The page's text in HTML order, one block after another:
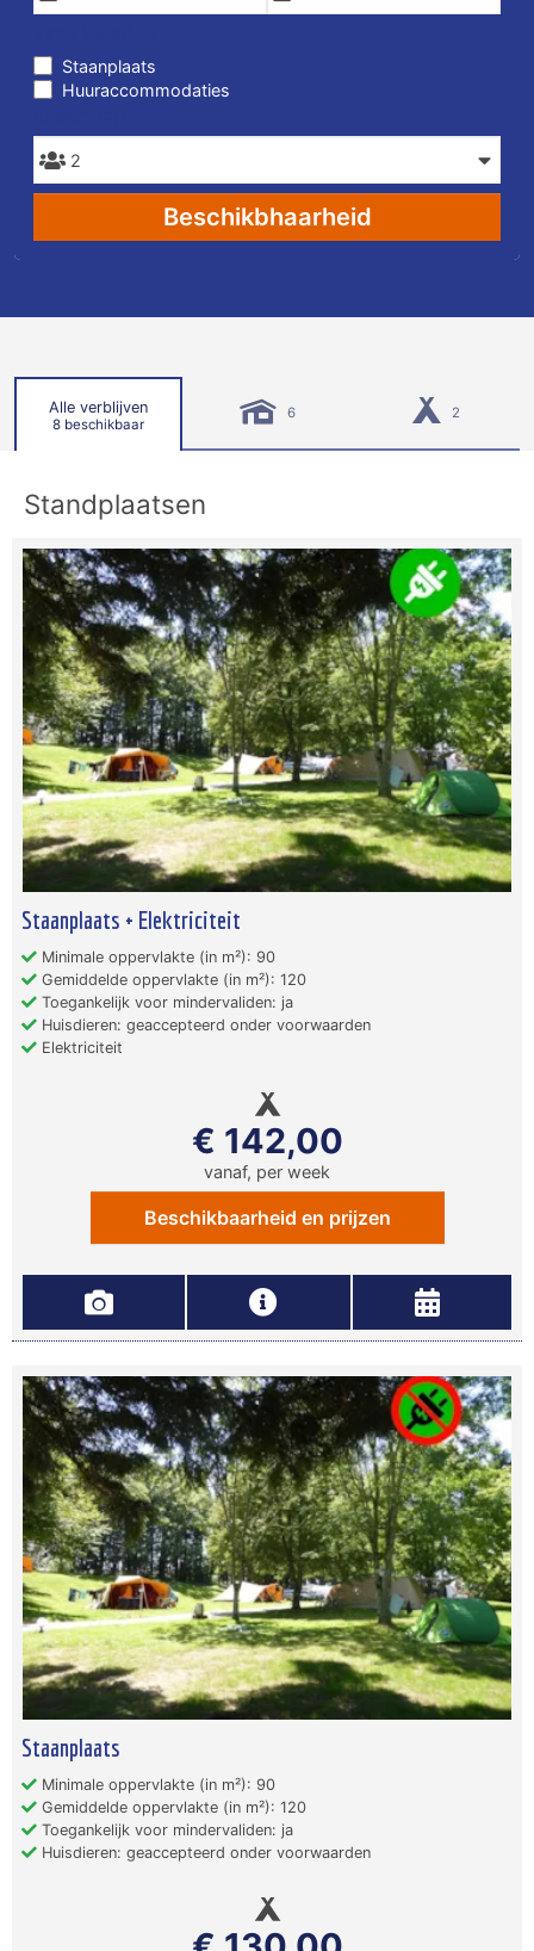
Staanplaats
Huuraccommodaties
Beschikbhaarheid
Alle verblijven
8 beschikbaar
6 2
Standplaatsen
Staanplaats + Elektriciteit
Minimale oppervlakte (in m²): 90
Gemiddelde oppervlakte (in m²): 120
Toegankelijk voor mindervaliden: ja
Huisdieren: geaccepteerd onder voorwaarden
Elektriciteit
€ 142,00
vanaf, per week
Beschikbaarheid en prijzen
Staanplaats
Minimale oppervlakte (in m²): 90
Gemiddelde oppervlakte (in m²): 120
Toegankelijk voor mindervaliden: ja
Huisdieren: geaccepteerd onder voorwaarden